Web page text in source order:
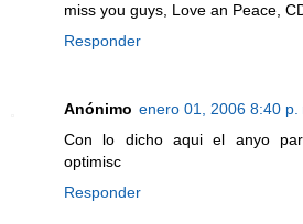
miss you guys, Love an Peace,
Responder
Anónimo enero 01, 2006 8:40 p.
Con lo dicho aqui el anyo
optimisc
Responder